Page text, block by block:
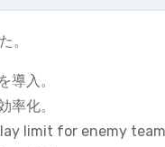
。
導入。
率化。
limit for enemy